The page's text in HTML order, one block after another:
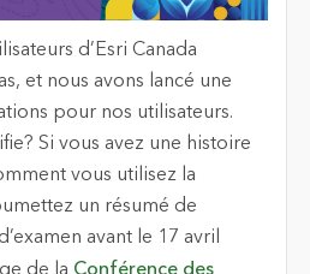
d’Esri Canada
et nous avons lancé une
pour nos utilisateurs.
Si vous avez une histoire
vous utilisez la
un résumé de
avant le 17 avril